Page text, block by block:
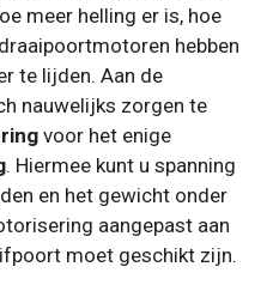
meer helling er is, hoe
hebben
te lijden. Aan de
nauwelijks zorgen te
voor het enige
. Hiermee kunt u spanning
en het gewicht onder
aangepast aan
moet geschikt zijn.